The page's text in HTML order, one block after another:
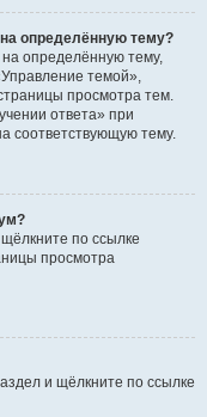
определённую тему?
на определённую тему,
темой»,
просмотра тем.
ответа» при
соответствующую тему.
по ссылке
просмотра
и щёлкните по ссылке